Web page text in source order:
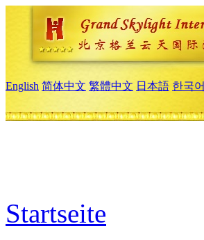
English 简体中文 繁體中文 日本語 한국어
Startseite